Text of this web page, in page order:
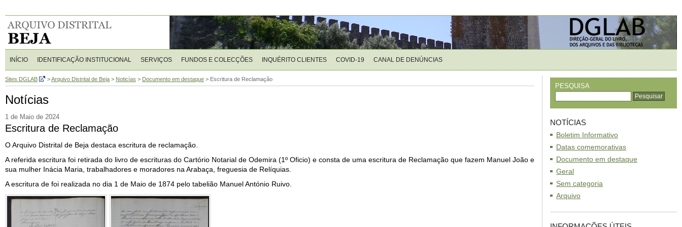
INÍCIO IDENTIFICAÇÃO INSTITUCIONAL SERVIÇOS FUNDOS E COLECÇÕES INQUÉRITO CLIENTES COVID-19 CANAL DE DENÚNCIAS
Sites DGLAB >Arquivo Distrital de Beja > Noticías > Documento em destaque > Escritura de Reclamação
Notícias
1 de Maio de 2024
Escritura de Reclamação
O Arquivo Distrital de Beja destaca escritura de reclamação.
A referida escritura foi retirada do livro de escrituras do Cartório Notarial de Odemira (1º Oficio) e consta de uma escritura de Reclamação que fazem Manuel João e
sua mulher Inácia Maria, trabalhadores e moradores na Arabaça, freguesia de Relíquias.
A escritura de foi realizada no dia 1 de Maio de 1874 pelo tabelião Manuel António Ruivo.
PESQUISA
NOTÍCIAS
Boletim Informativo
Datas comemorativas
Documento em destaque
Geral
Sem categoria
Arquivo